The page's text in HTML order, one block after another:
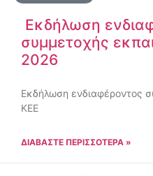
Εκδήλωση
συμμετοχής
2026
Εκδήλωση ενδιαφέροντος
ΚΕΕ
ΔΙΑΒΑΣΤΕ ΠΕΡΙΣΣΟΤΕΡΑ »